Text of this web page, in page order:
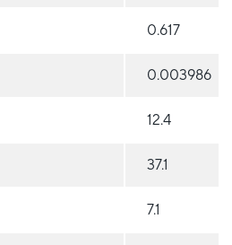
0.617
0.003986
12.4
37.1
7.1